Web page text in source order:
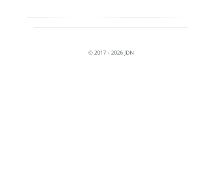
© 2017 - 2026 JDN